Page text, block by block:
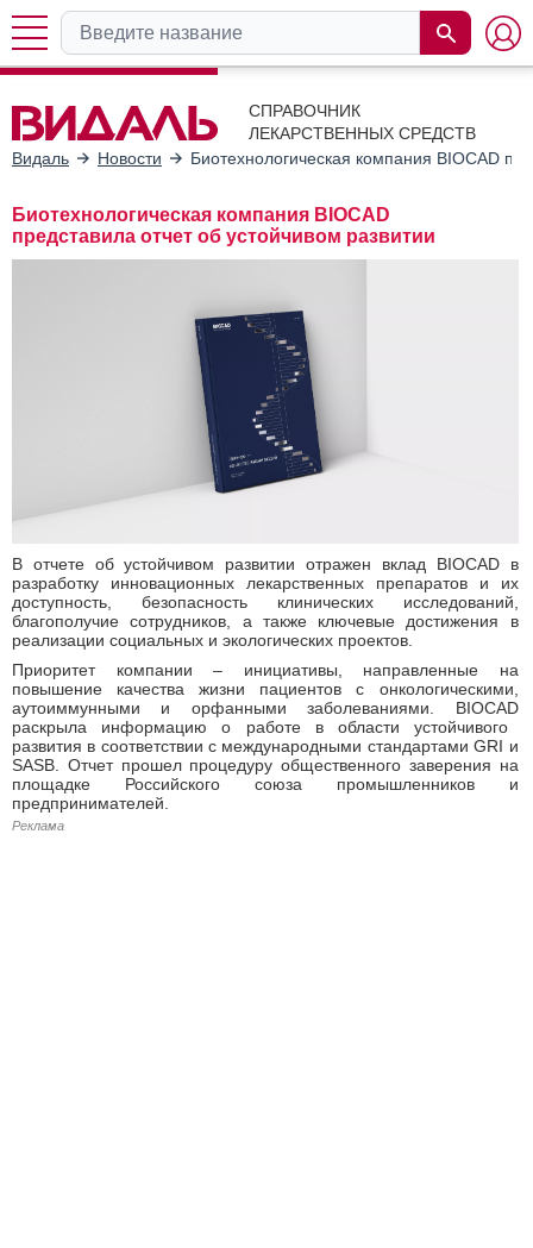
СПРАВОЧНИК
ЛЕКАРСТВЕННЫХ СРЕДСТВ
Видаль
Новости Биотехнологическая компания BIOCAD
Биотехнологическая компания BIOCAD
представила отчет об устойчивом развитии
В отчете об устойчивом развитии отражен вклад BIOCADв
разработку инновационных лекарственных препаратов и их
доступность, безопасность клинических исследований,
благополучие сотрудников, а также ключевые достижения в
реализации социальных и экологических проектов.
Приоритет компании – инициативы, направленные на
повышение качества жизни пациентов с онкологическими,
аутоиммунными и орфанными заболеваниями. BIOCAD
раскрыла информацию о работе в области устойчивого
развития в соответствии с международными стандартами GRI и
SASB. Отчет прошел процедуру общественного заверения на
площадке Российского союза промышленников и
предпринимателей.
Реклама